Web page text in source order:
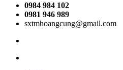
0984 984 102
0981 946 989
sxtmhoangcung@gmail.com